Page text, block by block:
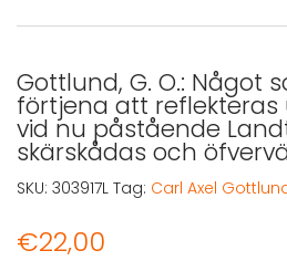
Gottlund, G. O.: Något
förtjena att
vid nu påstående
skärskådas och
€22,00
SKU: 303917L Tag: Carl Axel